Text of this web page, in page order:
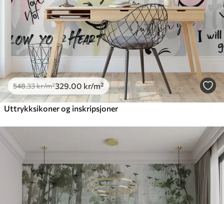
548.33kr/m²329 .00 kr/m²
Uttrykksikoner og inskripsjoner